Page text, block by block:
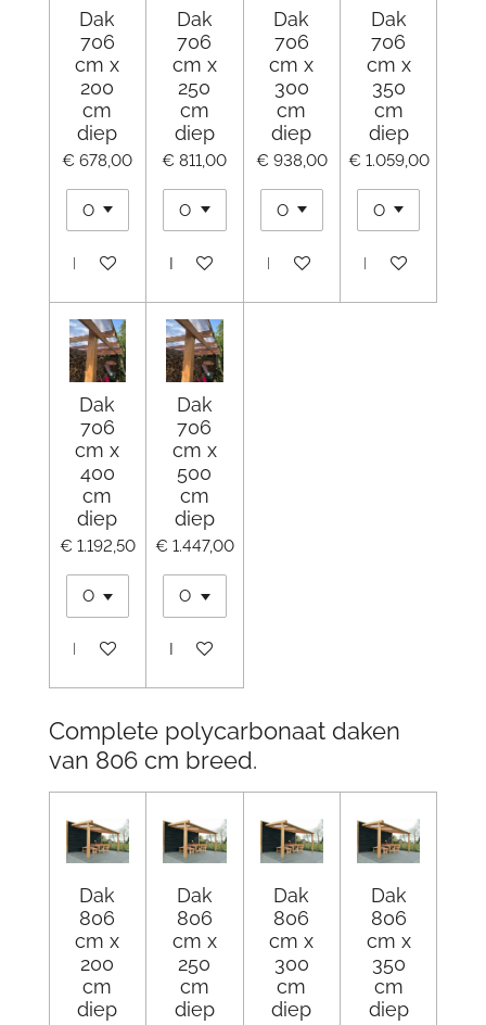
Dak
706
cm x
200
cm
diep
€ 678,00
In winkelwagen
Dak
706
cm x
250
cm
diep
€ 811,00
In winkelwagen
Dak
706
cm x
300
cm
diep
€ 938,00
In winkelwagen
Dak
706
cm x
350
cm
diep
€ 1.059,00
In winkelwagen
Dak
706
cm x
400
cm
diep
€ 1.192,50
In winkelwagen
Dak
706
cm x
500
cm
diep
€ 1.447,00
In winkelwagen
Complete polycarbonaat daken
van 806 cm breed.
Dak
806
cm x
200
cm
diep
Dak
806
cm x
250
cm
diep
Dak
806
cm x
300
cm
diep
Dak
806
cm x
350
cm
diep